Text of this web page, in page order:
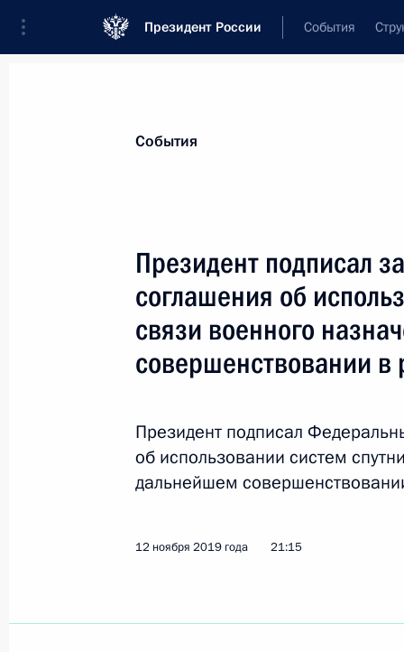
Президент России События
Подписан закон о ратификации
(объединенной) системе связи
участников СНГ в борьбе с
События
Президент подписал
соглашения об
связи военного
совершенствовании в
Президент подписал
об использовании систем
дальнейшем
12 ноября 2019 года 21:15